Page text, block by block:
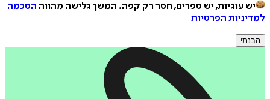
יש עוגיות, יש ספרים, חסר רק קפה. המשך גלישה מהווה הסכמה
למדיניות הפרטיות
הבנתי